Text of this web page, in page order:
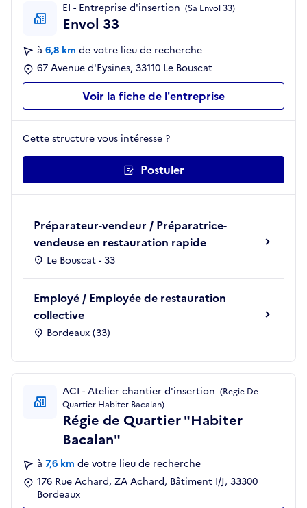
EI - Entreprise d'insertion (Sa Envol 33)
Envol 33
à 6,8 km de votre lieu de recherche
67 Avenue d'Eysines, 33110 Le Bouscat
Voir la fiche de l'entreprise
Cette structure vous intéresse ?
Postuler
Préparateur-vendeur / Préparatrice-
vendeuse en restauration rapide
Le Bouscat - 33
Employé / Employée de restauration
collective
Bordeaux (33)
ACI - Atelier chantier d'insertion (Regie De
Quartier Habiter Bacalan)
Régie de Quartier "Habiter
Bacalan"
à 7,6 km de votre lieu de recherche
176 Rue Achard, ZA Achard, Bâtiment I/J, 33300
Bordeaux